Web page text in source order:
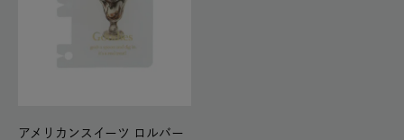
アメリカンスイーツ ロルバー